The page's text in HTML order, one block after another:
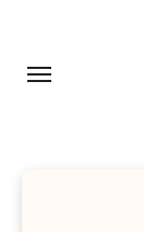
content